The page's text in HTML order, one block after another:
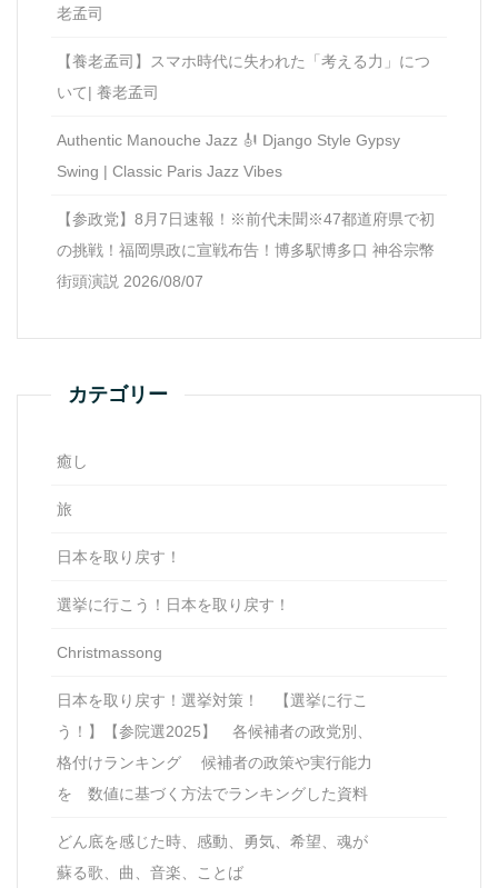
老孟司
【養老孟司】スマホ時代に失われた「考える力」につ
いて| 養老孟司
Authentic Manouche Jazz 🎻 Django Style Gypsy
Swing | Classic Paris Jazz Vibes
【参政党】8月7日速報！※前代未聞※47都道府県で初
の挑戦！福岡県政に宣戦布告！博多駅博多口 神谷宗幣
街頭演説 2026/08/07
カテゴリー
癒し
旅
日本を取り戻す！
選挙に行こう！日本を取り戻す！
Christmassong
日本を取り戻す！選挙対策！ 【選挙に行こ
う！】【参院選2025】 各候補者の政党別、
格付けランキング 候補者の政策や実行能力
を 数値に基づく方法でランキングした資料
どん底を感じた時、感動、勇気、希望、魂が
蘇る歌、曲、音楽、ことば